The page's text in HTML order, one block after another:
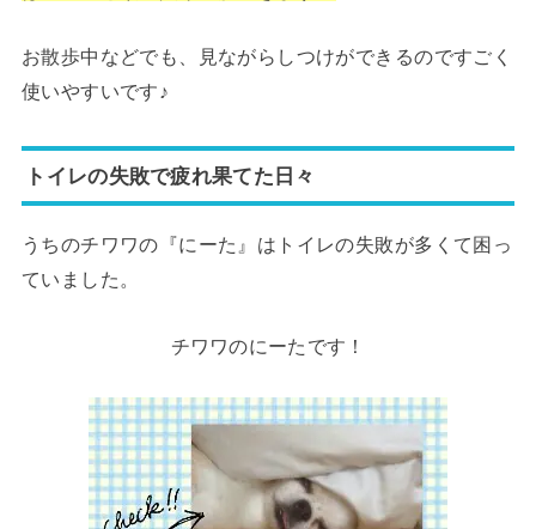
お散歩中などでも、見ながらしつけができるのですごく
使いやすいです♪
トイレの失敗で疲れ果てた日々
うちのチワワの『にーた』はトイレの失敗が多くて困っ
ていました。
チワワのにーたです！